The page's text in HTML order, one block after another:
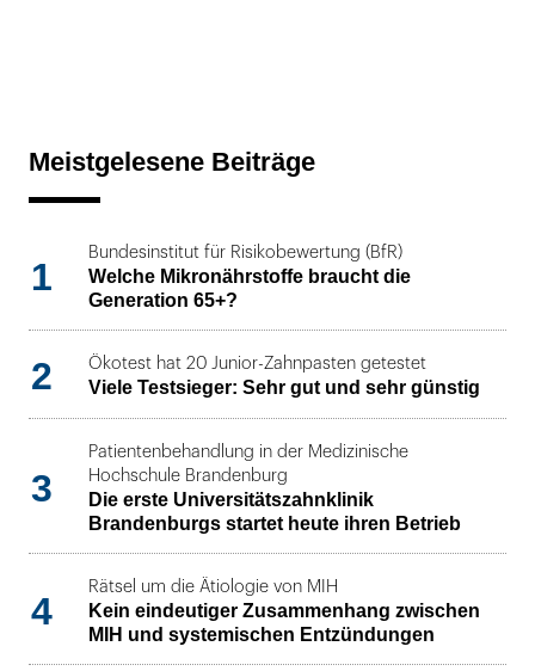
Meistgelesene Beiträge
1
Bundesinstitut für Risikobewertung (BfR)
Welche Mikronährstoffe braucht die
Generation 65+?
2 Ökotest hat 20 Junior-Zahnpasten getestet
Viele Testsieger: Sehr gut und sehr günstig
3
Patientenbehandlung in der Medizinische
Hochschule Brandenburg
Die erste Universitätszahnklinik
Brandenburgs startet heute ihren Betrieb
4
Rätsel um die Ätiologie von MIH
Kein eindeutiger Zusammenhang zwischen
MIH und systemischen Entzündungen